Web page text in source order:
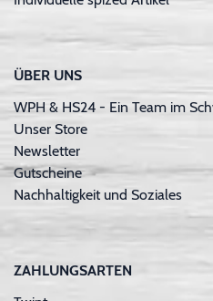
ÜBER UNS
WPH & HS24 - Ein Team im
Unser Store
Newsletter
Gutscheine
Nachhaltigkeit und Soziales
ZAHLUNGSARTEN